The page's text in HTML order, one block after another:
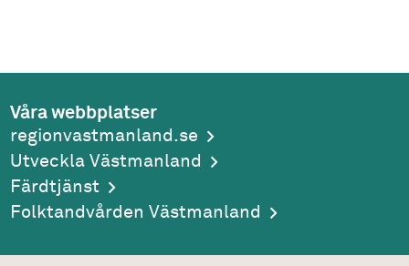
Våra webbplatser
regionvastmanland.se
Utveckla Västmanland
Färdtjänst
Folktandvården Västmanland